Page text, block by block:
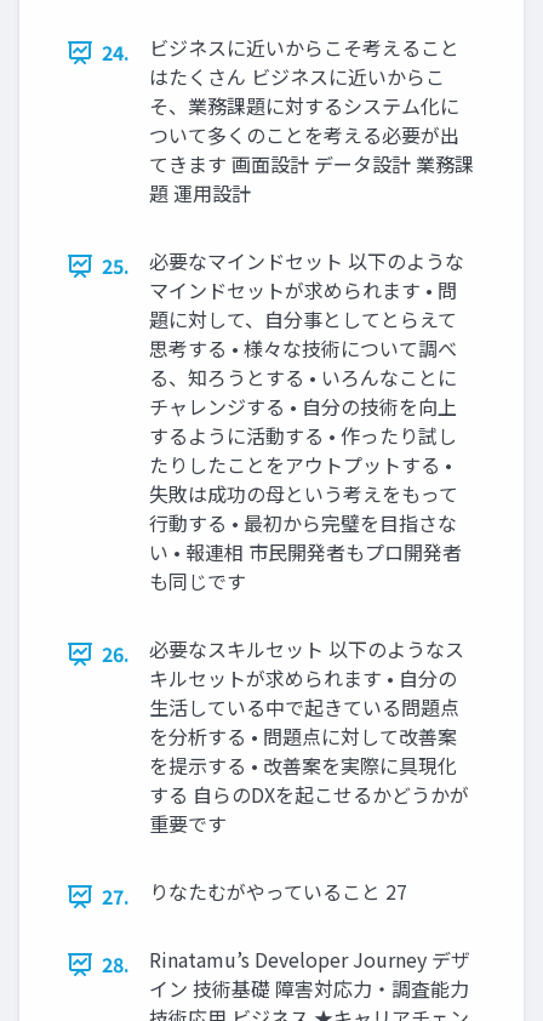
24.
ビジネスに近いからこそ考えること
はたくさん ビジネスに近いからこ
そ、業務課題に対するシステム化に
ついて多くのことを考える必要が出
てきます 画面設計 データ設計 業務課
題 運用設計
25.
必要なマインドセット 以下のような
マインドセットが求められます • 問
題に対して、自分事としてとらえて
思考する • 様々な技術について調べ
る、知ろうとする • いろんなことに
チャレンジする • 自分の技術を向上
するように活動する • 作ったり試し
たりしたことをアウトプットする •
失敗は成功の母という考えをもって
行動する • 最初から完璧を目指さな
い • 報連相 市民開発者もプロ開発者
も同じです
26.
必要なスキルセット 以下のようなス
キルセットが求められます • 自分の
生活している中で起きている問題点
を分析する • 問題点に対して改善案
を提示する • 改善案を実際に具現化
する 自らのDXを起こせるかどうかが
重要です
27. りなたむがやっていること 27
28.
Rinatamu’s Developer Journey デザ
イン 技術基礎 障害対応力・調査能力